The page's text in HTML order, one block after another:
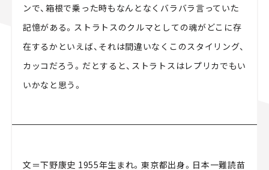
ンで、箱根で乗った時もなんとなくバラバラ言っていた
記憶がある。ストラトスのクルマとしての魂がどこに存
在するかといえば、それは間違いなくこのスタイリング、
カッコだろう。だとすると、ストラトスはレプリカでもい
いかなと思う。
文＝下野康史 1955年生まれ。東京都出身。日本一難読苗